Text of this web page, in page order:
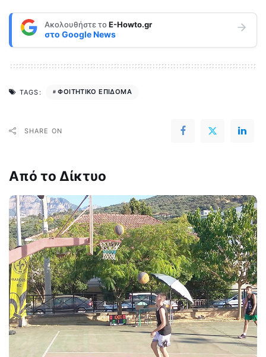
Ακολουθήστε τοE-Howto.gr
στο Google News
TAGS: ΦΟΙΤΗΤΙΚΟ ΕΠΙΔΟΜΑ
SHARE ON
Από το Δίκτυο